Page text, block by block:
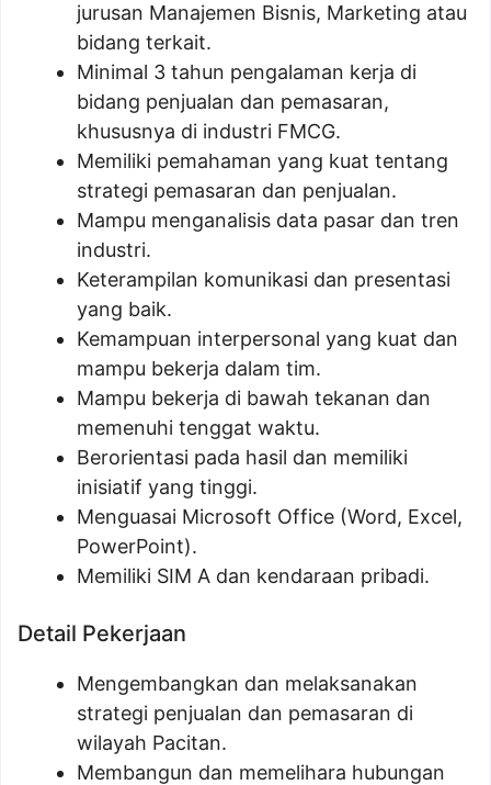
jurusan Manajemen Bisnis, Marketing atau
bidang terkait.
Minimal 3 tahun pengalaman kerja di
bidang penjualan dan pemasaran,
khususnya di industri FMCG.
Memiliki pemahaman yang kuat tentang
strategi pemasaran dan penjualan.
Mampu menganalisis data pasar dan tren
industri.
Keterampilan komunikasi dan presentasi
yang baik.
Kemampuan interpersonal yang kuat dan
mampu bekerja dalam tim.
Mampu bekerja di bawah tekanan dan
memenuhi tenggat waktu.
Berorientasi pada hasil dan memiliki
inisiatif yang tinggi.
Menguasai Microsoft Office (Word, Excel,
PowerPoint).
Memiliki SIM A dan kendaraan pribadi.
Detail Pekerjaan
Mengembangkan dan melaksanakan
strategi penjualan dan pemasaran di
wilayah Pacitan.
Membangun dan memelihara hubungan